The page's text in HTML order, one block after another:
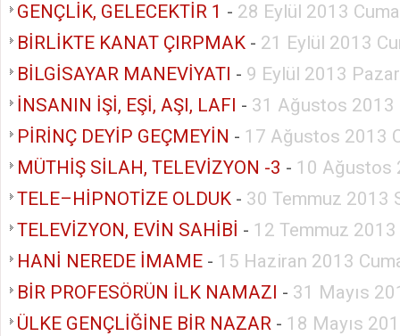
GENÇLİK, GELECEKTİR 1 - 28 Eylül 2013
BİRLİKTE KANAT ÇIRPMAK - 21 Eylül 2013
BİLGİSAYAR MANEVİYATI - 9 Eylül 2013
İNSANIN İŞİ, EŞİ, AŞI, LAFI - 31 Ağustos 2013
PİRİNÇ DEYİP GEÇMEYİN - 17 Ağustos 2013
MÜTHİŞ SİLAH, TELEVİZYON -3 - 10 Ağustos
TELE–HİPNOTİZE OLDUK - 30 Temmuz 2013
TELEVİZYON, EVİN SAHİBİ - 12 Temmuz 2013
HANİ NEREDE İMAME - 15 Haziran 2013
BİR PROFESÖRÜN İLK NAMAZI - 31 Mayıs
ÜLKE GENÇLİĞİNE BİR NAZAR - 18 Mayıs